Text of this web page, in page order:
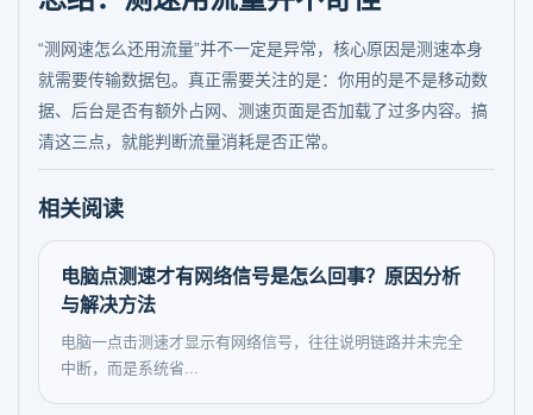
“测网速怎么还用流量”并不一定是异常，核心原因是测速本身
就需要传输数据包。真正需要关注的是：你用的是不是移动数
据、后台是否有额外占网、测速页面是否加载了过多内容。搞
清这三点，就能判断流量消耗是否正常。
相关阅读
电脑点测速才有网络信号是怎么回事？原因分析
与解决方法
电脑一点击测速才显示有网络信号，往往说明链路并未完全
中断，而是系统省...